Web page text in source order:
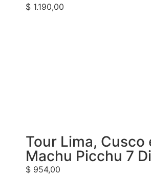
$ 1.190,00
Tour Lima, Cusco
Machu Picchu 7
$ 954,00